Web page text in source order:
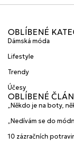
OBLÍBENÉ
Dámská móda
Lifestyle
Trendy
Účesy
OBLÍBENÉ
„Někdo je na boty,
HANAJANA Swimwear
„Nedívám se do
10 zázračních